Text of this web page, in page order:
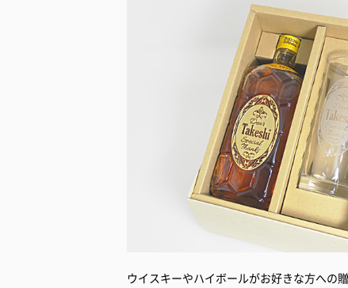
ウイスキーやハイボールがお好きな方への